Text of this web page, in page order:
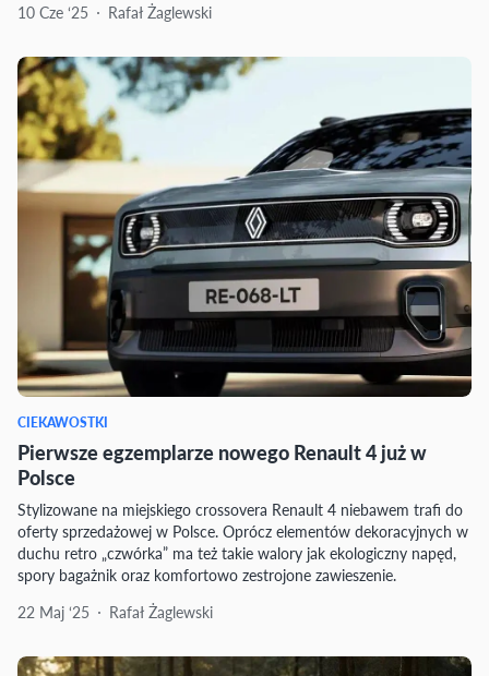
10 Cze ‘25 Rafał Żaglewski
CIEKAWOSTKI
Pierwsze egzemplarze nowego Renault 4 już w
Polsce
Stylizowane na miejskiego crossovera Renault 4 niebawem trafi do
oferty sprzedażowej w Polsce. Oprócz elementów dekoracyjnych w
duchu retro „czwórka” ma też takie walory jak ekologiczny napęd,
spory bagażnik oraz komfortowo zestrojone zawieszenie.
22 Maj ‘25
Rafał Żaglewski